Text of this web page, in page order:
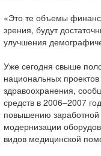
«Это те объемы
зрения, будут
улучшения
Уже сегодня свыше
национальных
здравоохранения,
средств в 2006–2007
повышению
модернизации
видов медицинской